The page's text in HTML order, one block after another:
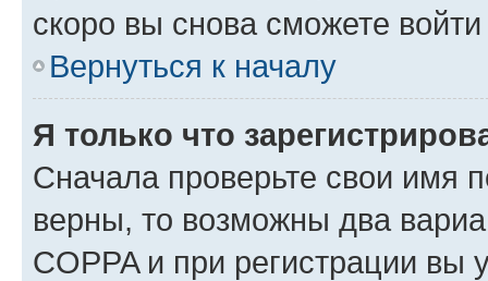
скоро вы снова сможете
Вернуться к началу
Я только что
Сначала проверьте свои имя
верны, то возможны два
COPPA и при регистрации вы